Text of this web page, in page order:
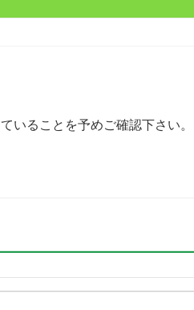
いることを予めご確認下さい。